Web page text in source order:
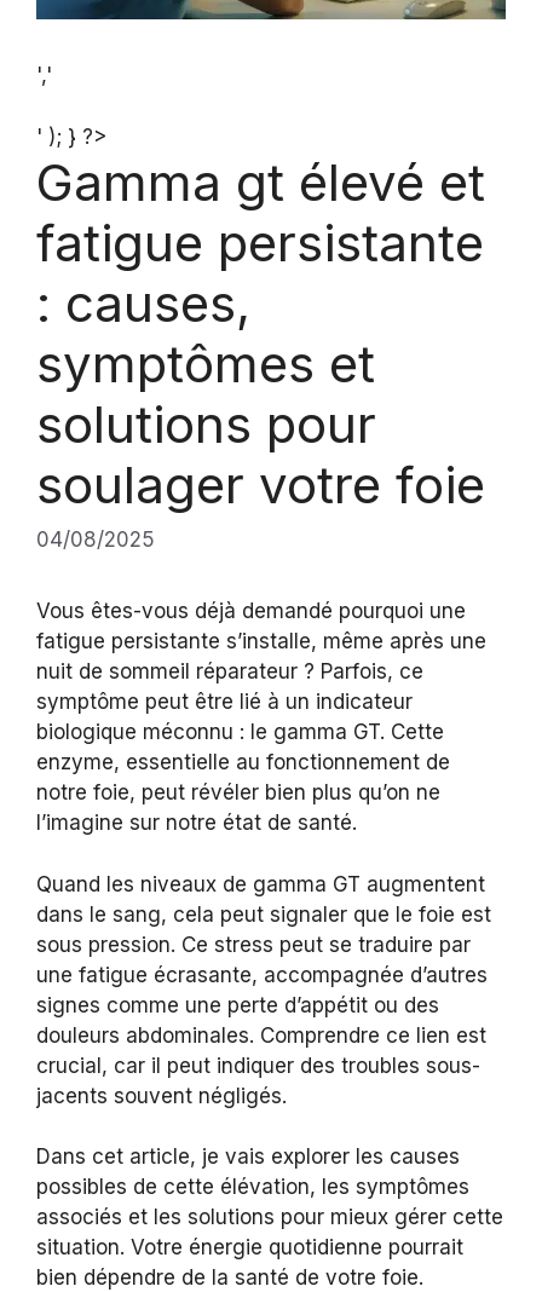
','
' ); } ?>
Gamma gt élevé et
fatigue persistante
: causes,
symptômes et
solutions pour
soulager votre foie
04/08/2025
Vous êtes-vous déjà demandé pourquoi une
fatigue persistante s’installe, même après une
nuit de sommeil réparateur ? Parfois, ce
symptôme peut être lié à un indicateur
biologique méconnu : le gamma GT. Cette
enzyme, essentielle au fonctionnement de
notre foie, peut révéler bien plus qu’on ne
l’imagine sur notre état de santé.
Quand les niveaux de gamma GT augmentent
dans le sang, cela peut signaler que le foie est
sous pression. Ce stress peut se traduire par
une fatigue écrasante, accompagnée d’autres
signes comme une perte d’appétit ou des
douleurs abdominales. Comprendre ce lien est
crucial, car il peut indiquer des troubles sous-
jacents souvent négligés.
Dans cet article, je vais explorer les causes
possibles de cette élévation, les symptômes
associés et les solutions pour mieux gérer cette
situation. Votre énergie quotidienne pourrait
bien dépendre de la santé de votre foie.